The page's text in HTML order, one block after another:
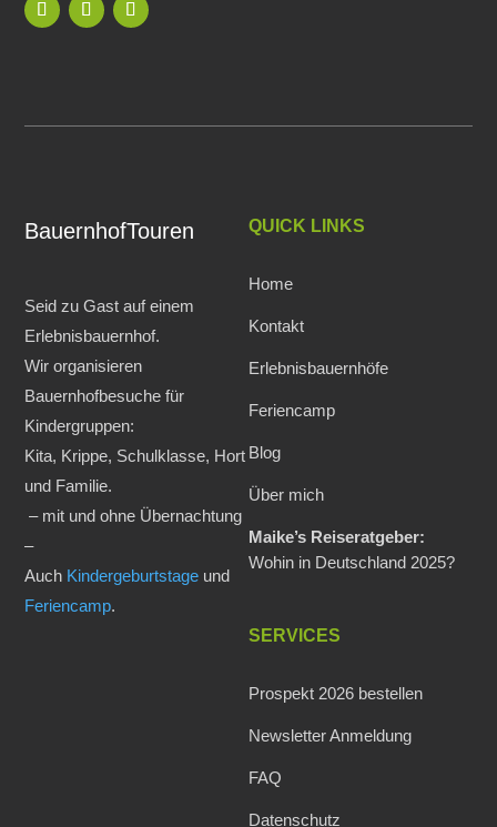
BauernhofTouren
Seid zu Gast auf einem
Erlebnisbauernhof.
Wir organisieren
Bauernhofbesuche für
Kindergruppen:
Kita, Krippe, Schulklasse, Hort
und Familie.
– mit und ohne Übernachtung
–
Auch Kindergeburtstage und
Feriencamp.
QUICK LINKS
Home
Kontakt
Erlebnisbauernhöfe
Feriencamp
Blog
Über mich
Maike’s Reiseratgeber:
Wohin in Deutschland 2025?
SERVICES
Prospekt 2026 bestellen
Newsletter Anmeldung
FAQ
Datenschutz